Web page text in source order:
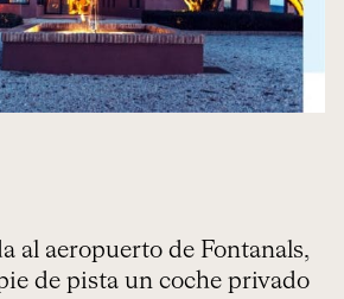
al aeropuerto de Fontanals,
de pista un coche privado